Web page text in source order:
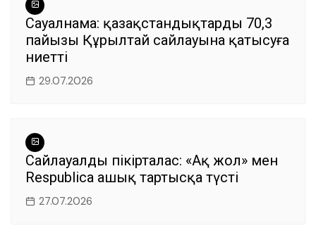
Сауалнама: қазақстандықтардың 70,3
пайызы Құрылтай сайлауына қатысуға
ниетті
29.07.2026
Сайлауалды пікірталас: «Ақ жол» мен
Respublica ашық тартысқа түсті
27.07.2026